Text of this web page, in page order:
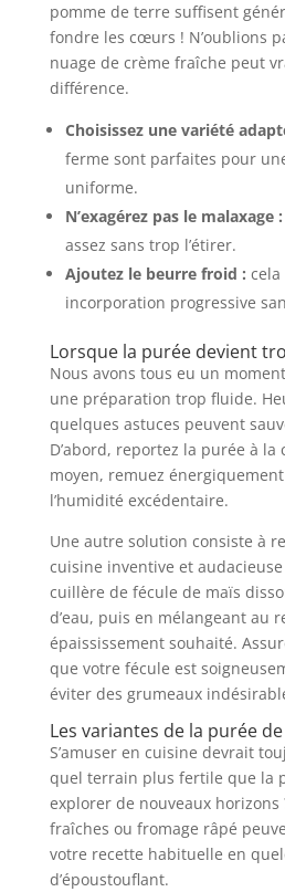
pomme de terre suffisent
fondre les cœurs ! N’oublions
nuage de crème fraîche peut
différence.
Choisissez une variété
ferme sont parfaites pour
uniforme.
N’exagérez pas le malaxage :
assez sans trop l’étirer.
Ajoutez le beurre froid :
incorporation progressive
Lorsque la purée devient
Nous avons tous eu un
une préparation trop fluide.
quelques astuces peuvent
D’abord, reportez la purée à la
moyen, remuez
l’humidité excédentaire.
Une autre solution consiste à
cuisine inventive et
cuillère de fécule de maïs
d’eau, puis en mélangeant au
épaississement souhaité.
que votre fécule est
éviter des grumeaux
Les variantes de la purée
S’amuser en cuisine devrait
quel terrain plus fertile que la
explorer de nouveaux horizons
fraîches ou fromage râpé
votre recette habituelle en
d’époustouflant.